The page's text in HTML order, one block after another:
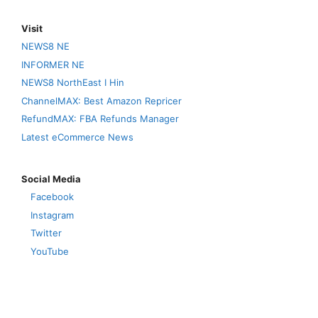
Visit
NEWS8 NE
INFORMER NE
NEWS8 NorthEast I Hin
ChannelMAX: Best Amazon Repricer
RefundMAX: FBA Refunds Manager
Latest eCommerce News
Social Media
Facebook
Instagram
Twitter
YouTube